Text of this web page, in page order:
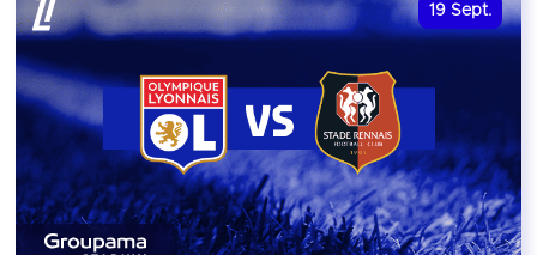
19 Sept.